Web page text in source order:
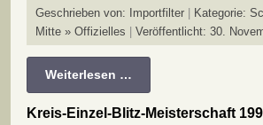
Geschrieben von: Importfilter Kategorie:
Mitte » Offizielles
Veröffentlicht: 30.
Weiterlesen …
Kreis-Einzel-Blitz-Meisterschaft